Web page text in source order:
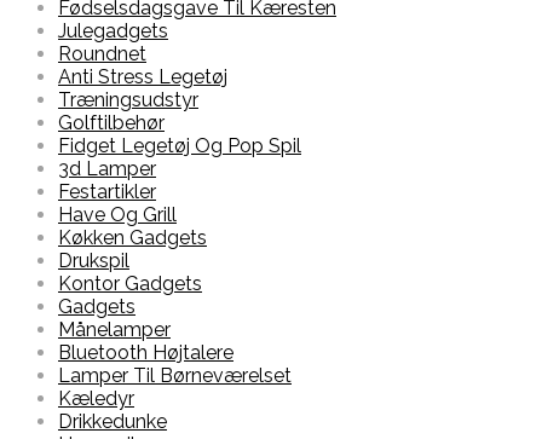
Fødselsdagsgave Til Kæresten
Julegadgets
Roundnet
Anti Stress Legetøj
Træningsudstyr
Golftilbehør
Fidget Legetøj Og Pop Spil
3d Lamper
Festartikler
Have Og Grill
Køkken Gadgets
Drukspil
Kontor Gadgets
Gadgets
Månelamper
Bluetooth Højtalere
Lamper Til Børneværelset
Kæledyr
Drikkedunke